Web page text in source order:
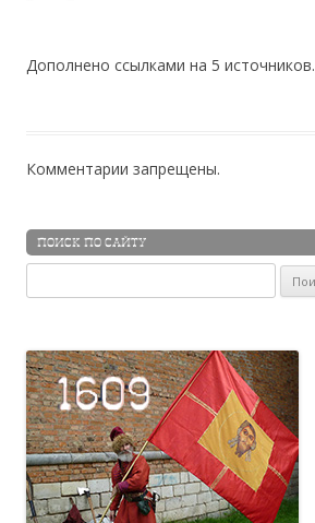
Дополнено ссылками на 5 источников.
Комментарии запрещены.
ПОИСК ПО САЙТУ